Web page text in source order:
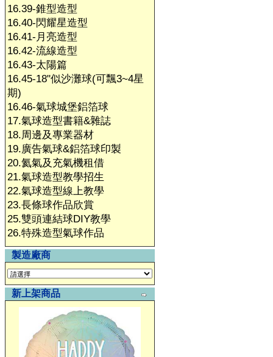
16.39-錐型造型
16.40-閃耀星造型
16.41-月亮造型
16.42-流線造型
16.43-太陽篇
16.45-18"似沙灘球(可飄3~4星
期)
16.46-氣球城堡鋁箔球
17.氣球造型書籍&雜誌
18.周邊及專業器材
19.廣告氣球&鋁箔球印製
20.氦氣及充氣機租借
21.氣球造型教學招生
22.氣球造型線上教學
23.長條球作品欣賞
25.雙頭連結球DIY教學
26.特殊造型氣球作品
製造廠商
新上架商品